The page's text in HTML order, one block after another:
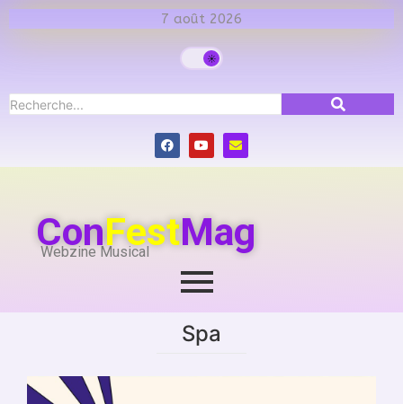
7 août 2026
ConFestMag
Webzine Musical
Spa